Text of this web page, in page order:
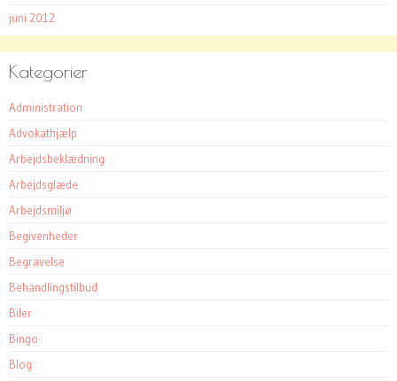
juni 2012
Kategorier
Administration
Advokathjælp
Arbejdsbeklædning
Arbejdsglæde
Arbejdsmiljø
Begivenheder
Begravelse
Behandlingstilbud
Biler
Bingo
Blog